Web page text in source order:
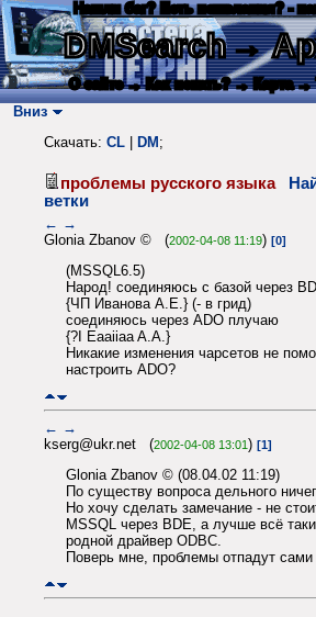
Нашли баг? Есть пожелания? -
DMSearch→
О сайте → Как искать? → Карта →
Вниз
Скачать: CL DM ;
проблемы русского языка
ветки
← →
Glonia Zbanov © (2002-04-08 11:19) [0]
(MSSQL6.5)
Народ! соединяюсь с базой через
{ЧП Иванова А.Е.} (- в грид)
соединяюсь через ADO плучаю
{?I Eaaiiaa A.A.}
Никакие изменения чарсетов не
настроить ADO?
← →
kserg@ukr.net (2002-04-08 13:01) [1]
Glonia Zbanov © (08.04.02 11:19)
По существу вопроса дельного
Но хочу сделать замечание - не
MSSQL через BDE, а лучше всё
родной драйвер ODBC.
Поверь мне, проблемы отпадут сами